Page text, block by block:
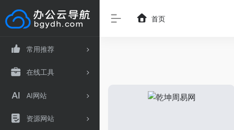
常用推荐
在线工具
AI网站
资源网站
首页